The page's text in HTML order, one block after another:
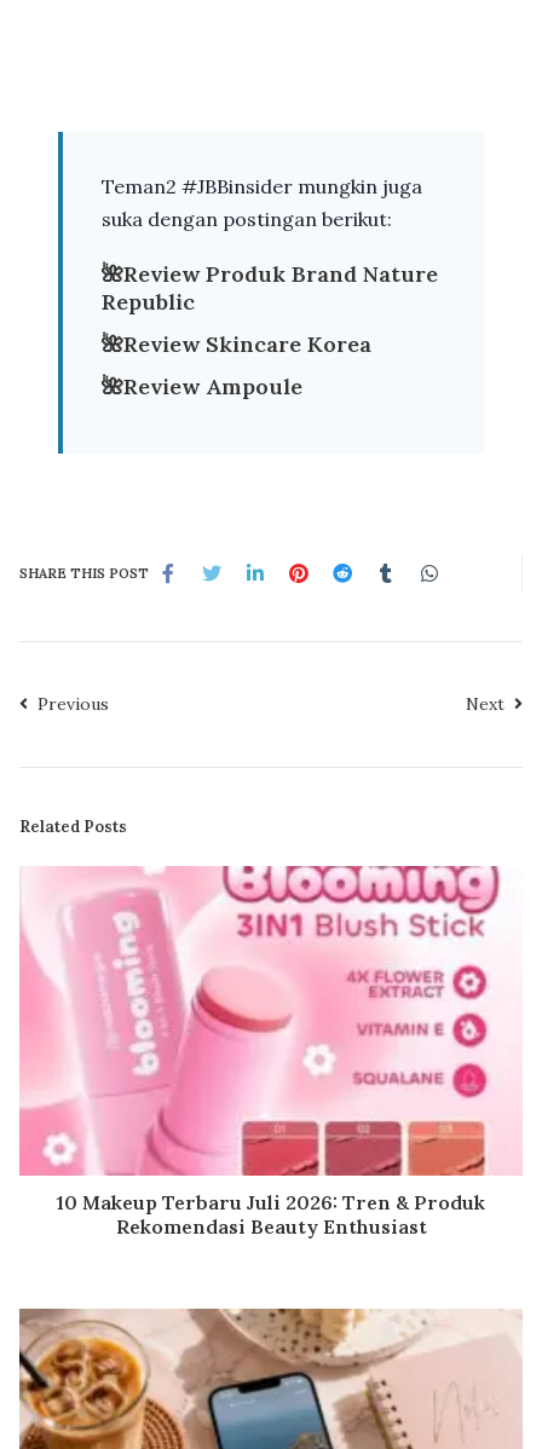
Teman2 #JBBinsider mungkin juga
suka dengan postingan berikut:
🌺Review Produk Brand Nature
Republic
🌺Review Skincare Korea
🌺Review Ampoule
SHARE THIS POST
Previous Next
Related Posts
10 Makeup Terbaru Juli 2026: Tren & Produk
Rekomendasi Beauty Enthusiast